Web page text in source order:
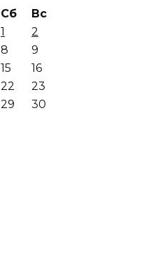
Сб
Вс
1
2
8
9
15
16
22
23
29
30